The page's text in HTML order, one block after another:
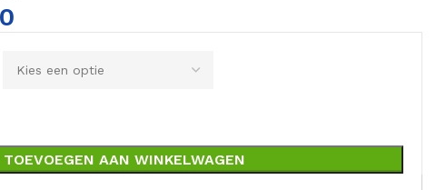
TOEVOEGEN AAN WINKELWAGEN